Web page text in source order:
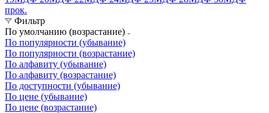
прок.
Фильтр
По умолчанию (возрастание)
По популярности (убывание)
По популярности (возрастание)
По алфавиту (убывание)
По алфавиту (возрастание)
По доступности (убывание)
По цене (убывание)
По цене (возрастание)